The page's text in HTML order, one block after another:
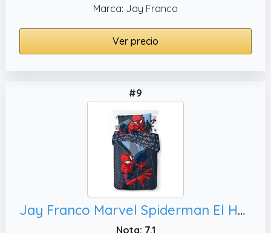
Marca: Jay Franco
Ver precio
#9
Jay Franco Marvel Spiderman El Hombre Araña Juego de Ropa de Cama Infantil 3 Piezas 100% Algodón Cama Individual - Incluye Funda Edredon 135x200cm + Sabana Bajera 90x200cm + Funda de Almohada 50x70cm
Nota: 7.1